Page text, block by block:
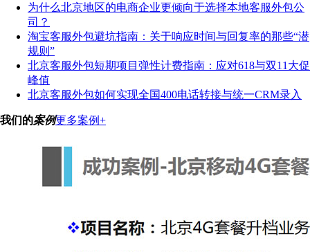
为什么北京地区的电商企业更倾向于选择本地客服外包公
司？
淘宝客服外包避坑指南：关于响应时间与回复率的那些“潜
规则”
北京客服外包短期项目弹性计费指南：应对618与双11大促
峰值
北京客服外包如何实现全国400电话转接与统一CRM录入
我们的案例更多案例+